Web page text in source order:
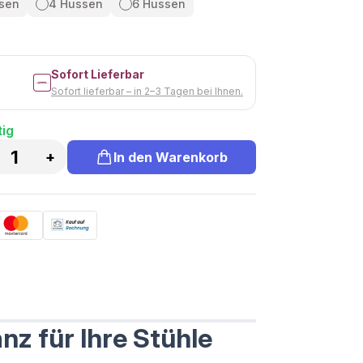
4 Hussen 6 Hussen
Sofort Lieferbar
Sofort lieferbar – in 2–3 Tagen bei Ihnen.
+ In den Warenkorb
für Ihre Stühle